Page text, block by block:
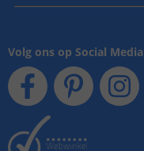
Volg ons op Social Media